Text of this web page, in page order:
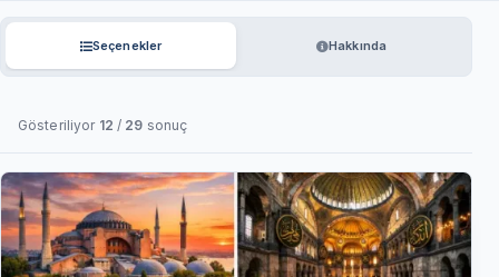
Seçenekler Hakkında
Gösteriliyor 12 / 29 sonuç